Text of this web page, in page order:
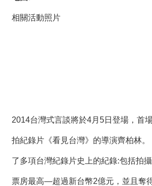
聞
稿
光
之
聯
相關活動照片
2014台灣式言談將於4月5日登場，首
拍紀錄片《看見台灣》的導演齊柏林
了多項台灣紀錄片史上的紀錄:包括拍
票房最高—超過新台幣2億元，並且奪